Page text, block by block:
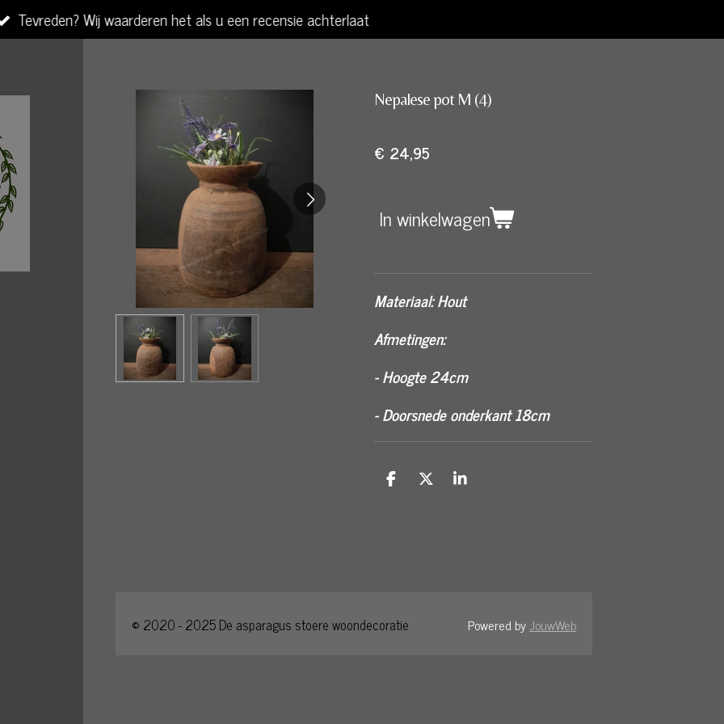
Tevreden? Wij waarderen het als u een recensie achterlaat
Nepalese pot M (4)
€ 24,95
In winkelwagen
Materiaal: Hout
Afmetingen:
- Hoogte 24cm
- Doorsnede onderkant 18cm
D D S
© 2020 - 2025 De asparagus stoere woondecoratie Powered byJouwWeb